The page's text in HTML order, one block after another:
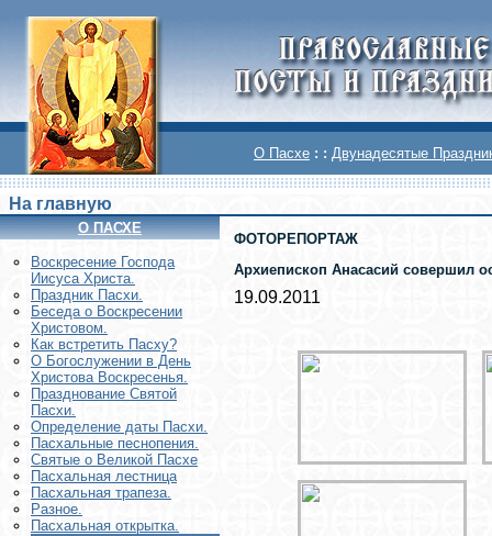
О Пасхе : : Двунадесятые
На главную
О ПАСХЕ
Воскреcение Господа
Иисуса Христа.
Праздник Пасхи.
Беседа о Воскресении
Христовом.
Как встретить Пасху?
О Богослужении в День
Христова Воскресенья.
Празднование Святой
Пасхи.
Определение даты Пасхи.
Пасхальные песнопения.
Святые о Великой Пасхе
Пасхальная лестница
Пасхальная трапеза.
Разное.
Пасхальная открытка.
ФОТОРЕПОРТАЖ
Архиепископ Анасасий совершил
19.09.2011